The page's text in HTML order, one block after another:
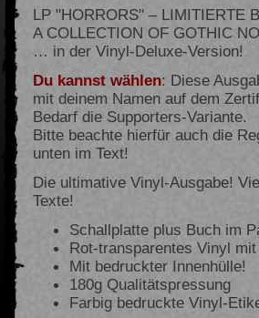
LP "HORRORS" – LIMITIERTE
A COLLECTION OF GOTHIC
… in der Vinyl-Deluxe-Version!
Du kannst wählen: Diese
mit deinem Namen auf dem
Bedarf die Supporters-Variante.
Bitte beachte hierfür auch die
unten im Text!
Die ultimative Vinyl-Ausgabe!
Texte!
Schallplatte plus Buch im
Rot-transparentes Vinyl
Mit bedruckter Innenhülle!
180g Qualitätspressung
Farbig bedruckte Vinyl-